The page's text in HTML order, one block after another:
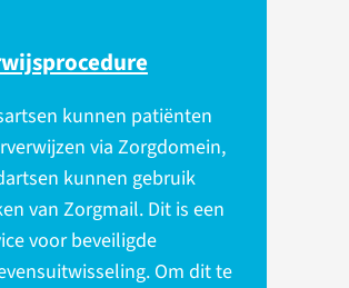
kunnen patiënten
via Zorgdomein,
kunnen gebruik
van Zorgmail. Dit is een
voor beveiligde
Om dit te